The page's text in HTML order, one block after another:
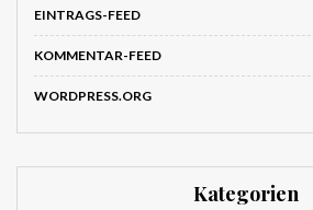
EINTRAGS-FEED
KOMMENTAR-FEED
WORDPRESS.ORG
Kategorien